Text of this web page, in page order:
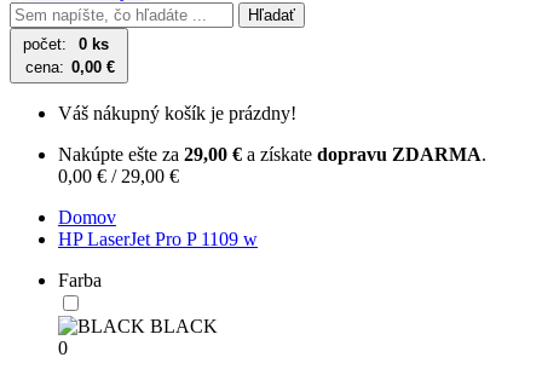
Hľadať
počet:
0 ks
cena: 0,00 €
Váš nákupný košík je prázdny!
Nakúpte ešte za 29,00 € a získate dopravu ZDARMA.
0,00 € / 29,00 €
Domov
HP LaserJet Pro P 1109 w
Farba
BLACK
0